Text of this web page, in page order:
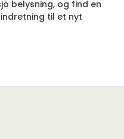
belysning, og find en
til et nyt